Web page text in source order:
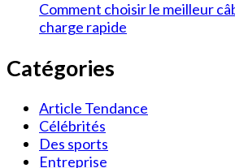
Comment choisir le meilleur
charge rapide
Catégories
Article Tendance
Célébrités
Des sports
Entreprise